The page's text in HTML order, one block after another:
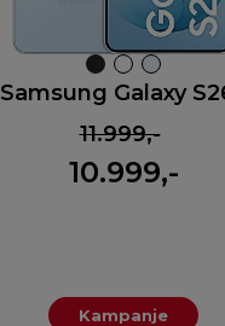
Samsung Galaxy
11.999,-
10.999,-
Kampanje